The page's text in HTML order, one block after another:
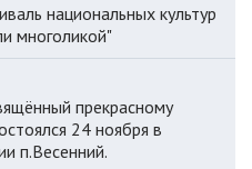
национальных культур
многоликой"
прекрасному
24 ноября в
п.Весенний.